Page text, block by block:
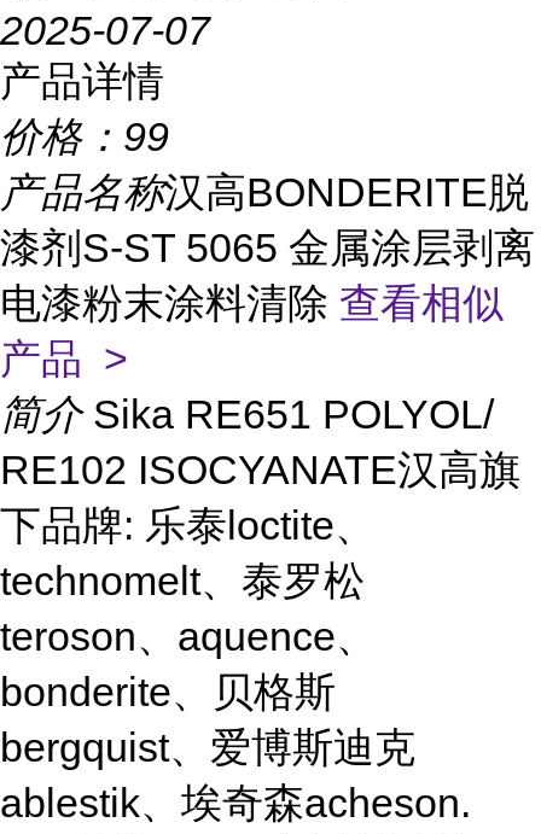
2025-07-07
产品详情
价格： 99
产品名称汉高BONDERITE脱
漆剂S-ST 5065 金属涂层剥离
电漆粉末涂料清除 查看相似
产品 >
简介 Sika RE651 POLYOL/
RE102 ISOCYANATE汉高旗
下品牌: 乐泰loctite、
technomelt、泰罗松
teroson、aquence、
bonderite、贝格斯
bergquist、爱博斯迪克
ablestik、埃奇森acheson.